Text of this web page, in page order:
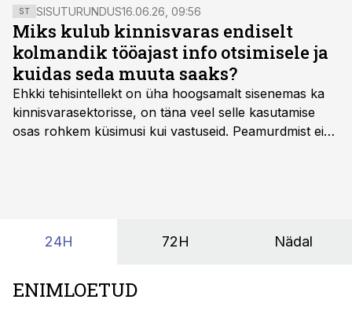
ST SISUTURUNDUS16.06.26, 09:56
Miks kulub kinnisvaras endiselt
kolmandik tööajast info otsimisele ja
kuidas seda muuta saaks?
Ehkki tehisintellekt on üha hoogsamalt sisenemas ka
kinnisvarasektorisse, on täna veel selle kasutamise
osas rohkem küsimusi kui vastuseid. Peamurdmist ei
24H 72H Nädal
ENIMLOETUD